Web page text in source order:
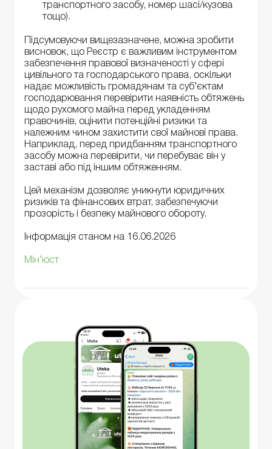
транспортного засобу, номер шасі/кузова
тощо).
Підсумовуючи вищезазначене, можна зробити
висновок, що Реєстр є важливим інструментом
забезпечення правової визначеності у сфері
цивільного та господарського права, оскільки
надає можливість громадянам та суб’єктам
господарювання перевірити наявність обтяжень
щодо рухомого майна перед укладенням
правочинів, оцінити потенційні ризики та
належним чином захистити свої майнові права.
Наприклад, перед придбанням транспортного
засобу можна перевірити, чи перебуває він у
заставі або під іншим обтяженням.
Цей механізм дозволяє уникнути юридичних
ризиків та фінансових втрат, забезпечуючи
прозорість і безпеку майнового обороту.
Інформація станом на 16.06.2026
Мін’юст